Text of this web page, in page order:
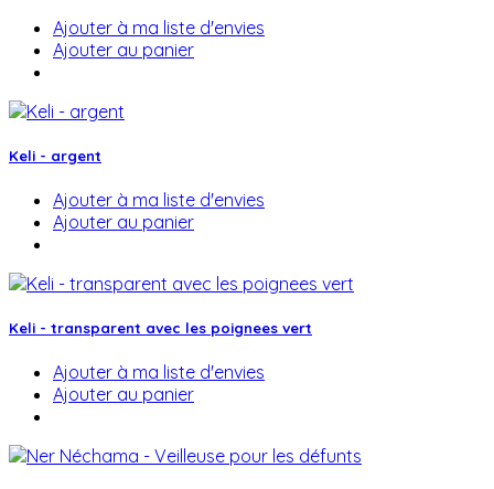
Ajouter à ma liste d'envies
Ajouter au panier
Keli - argent
Ajouter à ma liste d'envies
Ajouter au panier
Keli - transparent avec les poignees vert
Ajouter à ma liste d'envies
Ajouter au panier